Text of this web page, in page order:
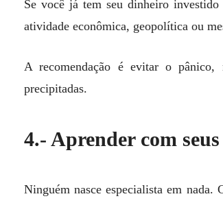
Se você já tem seu dinheiro
atividade econômica, geopolítica ou
A recomendação é evitar o pânico,
precipitadas.
4.- Aprender com
Ninguém nasce especialista em nada.